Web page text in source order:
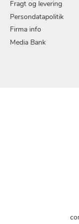
Fragt og levering
Persondatapolitik
Firma info
Media Bank